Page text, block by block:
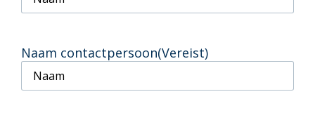
Naam contactpersoon(Vereist)